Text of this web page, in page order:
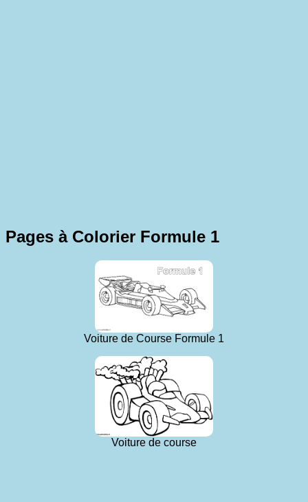
Pages à Colorier Formule 1
Voiture de Course Formule 1
Voiture de course